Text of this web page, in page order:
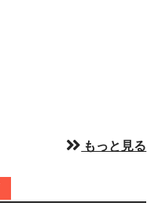
もっと見る